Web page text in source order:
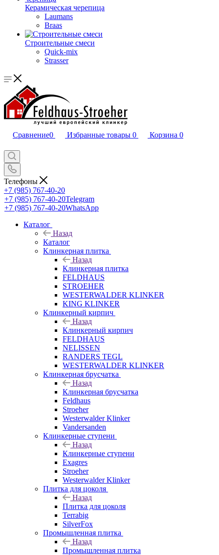
Керамическая черепица
Laumans
Braas
Строительные смеси
Quick-mix
Strasser
Сравнение0 Избранные товары 0 Корзина 0
Телефоны
+7 (985) 767-40-20
+7 (985) 767-40-20Telegram
+7 (985) 767-40-20WhatsApp
Каталог
Назад
Каталог
Клинкерная плитка
Назад
Клинкерная плитка
FELDHAUS
STROEHER
WESTERWALDER KLINKER
KING KLINKER
Клинкерный кирпич
Назад
Клинкерный кирпич
FELDHAUS
NELISSEN
RANDERS TEGL
WESTERWALDER KLINKER
Клинкерная брусчатка
Назад
Клинкерная брусчатка
Feldhaus
Stroeher
Westerwalder Klinker
Vandersanden
Клинкерные ступени
Назад
Клинкерные ступени
Exagres
Stroeher
Westerwalder Klinker
Плитка для цоколя
Назад
Плитка для цоколя
Terrabig
SilverFox
Промышленная плитка
Назад
Промышленная плитка